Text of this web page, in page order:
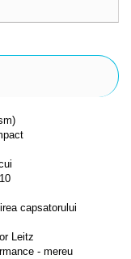
capsatorului
Leitz
- mereu